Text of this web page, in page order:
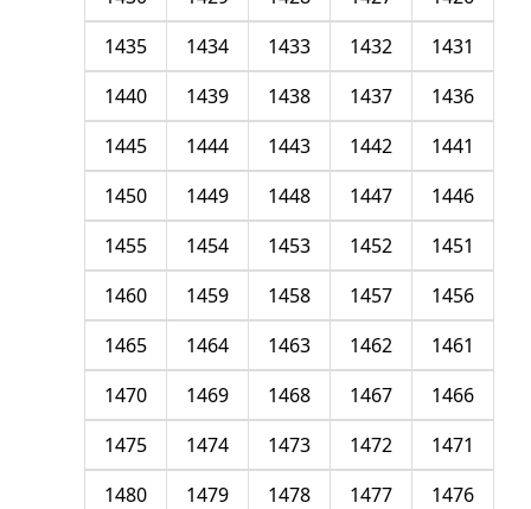
1431
1432
1433
1434
1435
1436
1437
1438
1439
1440
1441
1442
1443
1444
1445
1446
1447
1448
1449
1450
1451
1452
1453
1454
1455
1456
1457
1458
1459
1460
1461
1462
1463
1464
1465
1466
1467
1468
1469
1470
1471
1472
1473
1474
1475
1476
1477
1478
1479
1480